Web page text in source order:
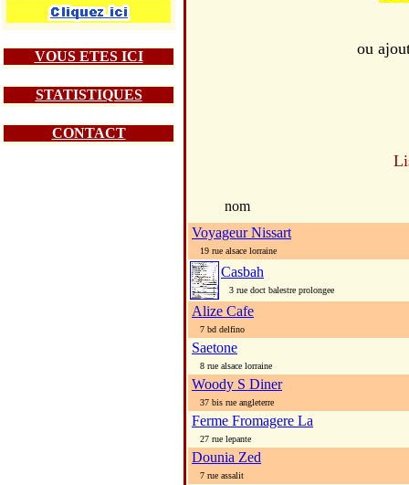
VOUS ETES ICI
STATISTIQUES
CONTACT
ou
nom
Voyageur Nissart
19 rue alsace lorraine
Casbah
3 rue doct balestre prolongee
Alize Cafe
7 bd delfino
Saetone
8 rue alsace lorraine
Woody S Diner
37 bis rue angleterre
Ferme Fromagere La
27 rue lepante
Dounia Zed
7 rue assalit